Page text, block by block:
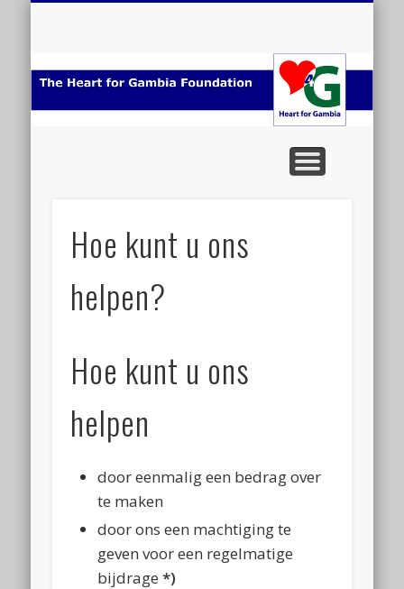
Hoe kunt u ons
helpen?
Hoe kunt u ons
helpen
door eenmalig een bedrag over
te maken
door ons een machtiging te
geven voor een regelmatige
bijdrage*)